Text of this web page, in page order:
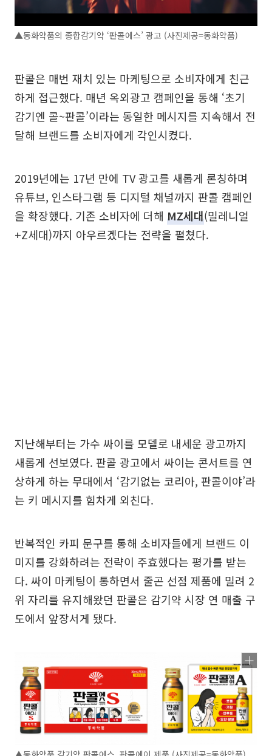
▲동화약품의 종합감기약 ‘판콜에스’ 광고 (사진제공=동화약품)
판콜은 매번 재치 있는 마케팅으로 소비자에게 친근
하게 접근했다. 매년 옥외광고 캠페인을 통해 ‘초기
감기엔 콜~판콜’이라는 동일한 메시지를 지속해서 전
달해 브랜드를 소비자에게 각인시켰다.
2019년에는 17년 만에 TV 광고를 새롭게 론칭하며
유튜브, 인스타그램 등 디지털 채널까지 판콜 캠페인
을 확장했다. 기존 소비자에 더해 MZ세대(밀레니얼
+Z세대)까지 아우르겠다는 전략을 펼쳤다.
지난해부터는 가수 싸이를 모델로 내세운 광고까지
새롭게 선보였다. 판콜 광고에서 싸이는 콘서트를 연
상하게 하는 무대에서 ‘감기없는 코리아, 판콜이야’라
는 키 메시지를 힘차게 외친다.
반복적인 카피 문구를 통해 소비자들에게 브랜드 이
미지를 강화하려는 전략이 주효했다는 평가를 받는
다. 싸이 마케팅이 통하면서 줄곤 선점 제품에 밀려 2
위 자리를 유지해왔던 판콜은 감기약 시장 연 매출 구
도에서 앞장서게 됐다.